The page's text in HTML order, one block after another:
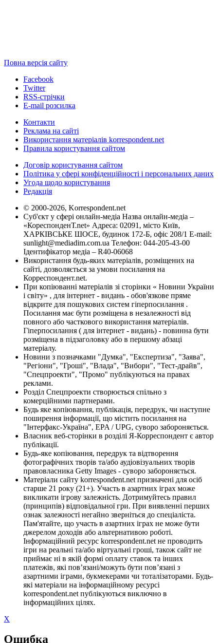
Повна версія сайту
Facebook
Twitter
RSS-стрічки
E-mail розсилка
Контакти
Реклама на сайті
Використання матеріалів korrespondent.net
Правила користування сайтом
Договір користування сайтом
Політика у сфері конфіденційності і персональних даних
Угода щодо користування
Редакція
© 2000-2026, Korrespondent.net
Суб'єкт у сфері онлайн-медіа Назва онлайн-медіа –
«КореспонденТ.net» Адреса: 02091, місто Київ,
ХАРКІВСЬКЕ ШОСЕ, будинок 172-Б, офіс 208/1 E-mail:
sunlight@mediadim.com.ua Телефон: 044-205-43-00
Ідентифікатор медіа – R40-06068
Використання будь-яких матеріалів, розміщених на
сайті, дозволяється за умови посилання на
Корреспондент.net.
При копіюванні матеріалів зі сторінки « Новини України
і світу» , для інтернет - видань - обов'язкове пряме
відкрите для пошукових систем гіперпосилання .
Посилання має бути розміщена в незалежності від
повного або часткового використання матеріалів.
Гіперпосилання ( для інтернет - видань) - повинна бути
розміщена в підзаголовку або в першому абзаці
матеріалу.
Новини з позначками "Думка", "Експертиза", "Заява",
"Регіони", "Гроші", "Влада", "Вибори", "Тест-драйв",
"Спецпроекти", "Промо" публікуються на правах
реклами.
Розділ Спецпроекти створюється спільно з
комерційними партнерами.
Будь яке копіювання, публікація, передрук, чи наступне
поширення інформації, що містить посилання на
"Інтерфакс-Україна", EPA / UPG, суворо забороняється.
Власник веб-сторінки в розділі Я-Корреспондент є автор
публікації.
Будь-яке копіювання, передрук та відтворення
фотографічних творів та/або аудіовізуальних творів
правовласника Getty Images - суворо забороняється.
Матеріали сайту korrespondent.net призначені для осіб
старше 21 року (21+). Участь в азартних іграх може
викликати ігрову залежність. Дотримуйтесь правил
(принципів) відповідальної гри. При виявленні перших
ознак залежності негайно зверніться до спеціаліста.
Пам'ятайте, що участь в азартних іграх не може бути
джерелом доходів або альтернативою роботі.
Інформаційний ресурс korrespondent.net не проводить
ігри на реальні та/або віртуальні гроші, також сайт не
приймає ні в якій формі оплату ставок та інших
платежів, які пов’язані/можуть бути пов’язані з
азартними іграми, букмекерами чи тоталізаторами. Будь-
які матеріали на інформаційному ресурсі
korrespondent.net публікуються виключно в
інформаційних цілях.
X
Ошибка